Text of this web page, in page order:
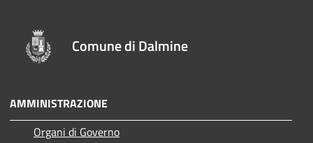
Comune di Dalmine
AMMINISTRAZIONE
Organi di Governo